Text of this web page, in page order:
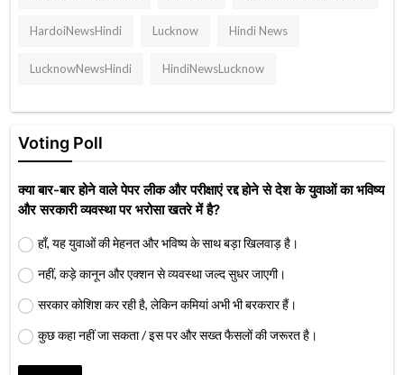
HardoiNewsHindi Lucknow Hindi News
LucknowNewsHindi HindiNewsLucknow
Voting Poll
क्या बार-बार होने वाले पेपर लीक और परीक्षाएं रद्द होने से देश के युवाओं का भविष्य
और सरकारी व्यवस्था पर भरोसा खतरे में है?
हाँ, यह युवाओं की मेहनत और भविष्य के साथ बड़ा खिलवाड़ है।
नहीं, कड़े कानून और एक्शन से व्यवस्था जल्द सुधर जाएगी।
सरकार कोशिश कर रही है, लेकिन कमियां अभी भी बरकरार हैं।
कुछ कहा नहीं जा सकता / इस पर और सख्त फैसलों की जरूरत है।